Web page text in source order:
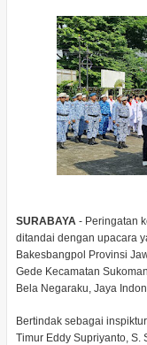
SURABAYA- Peringatan
ditandai dengan upacara
Bakesbangpol Provinsi
Gede Kecamatan
Bela Negaraku, Jaya
Bertindak sebagai
Timur Eddy Supriyanto, S.